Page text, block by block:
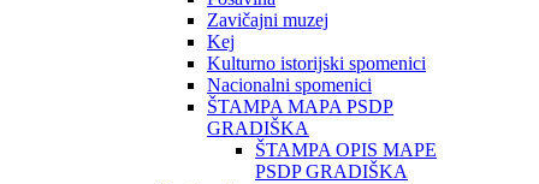
Zavičajni muzej
Kej
Kulturno istorijski spomenici
Nacionalni spomenici
ŠTAMPA MAPA PSDP
GRADIŠKA
ŠTAMPA OPIS MAPE
PSDP GRADIŠKA